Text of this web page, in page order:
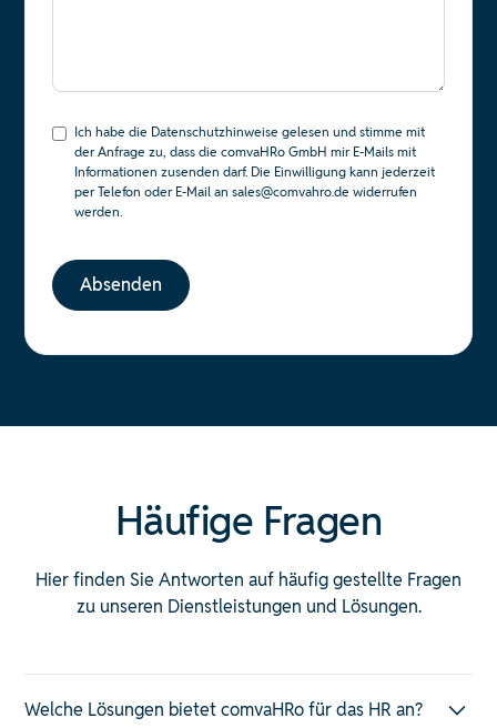
Ich habe die Datenschutzhinweise gelesen und stimme mit
der Anfrage zu, dass die comvaHRo GmbH mir E-Mails mit
Informationen zusenden darf. Die Einwilligung kann jederzeit
per Telefon oder E-Mail an sales@comvahro.de widerrufen
werden.
Häufige Fragen
Hier finden Sie Antworten auf häufig gestellte Fragen
zu unseren Dienstleistungen und Lösungen.
Welche Lösungen bietet comvaHRo für das HR an?